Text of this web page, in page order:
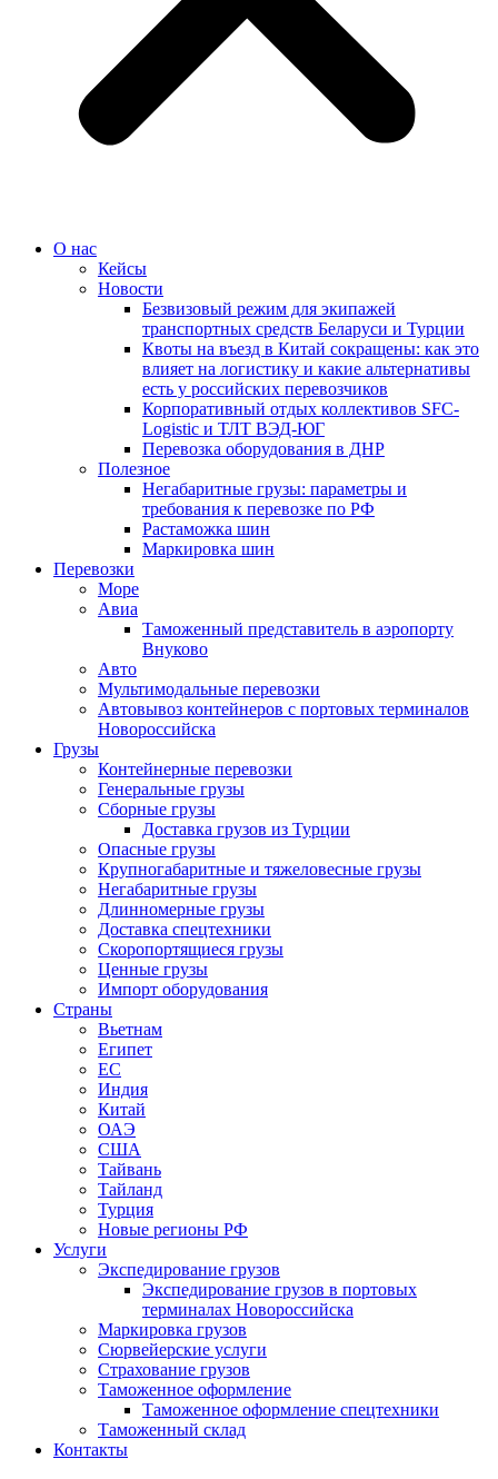
О нас
Кейсы
Новости
Безвизовый режим для экипажей
транспортных средств Беларуси и Турции
Квоты на въезд в Китай сокращены: как это
влияет на логистику и какие альтернативы
есть у российских перевозчиков
Корпоративный отдых коллективов SFC-
Logistic и ТЛТ ВЭД-ЮГ
Перевозка оборудования в ДНР
Полезное
Негабаритные грузы: параметры и
требования к перевозке по РФ
Растаможка шин
Маркировка шин
Перевозки
Море
Авиа
Таможенный представитель в аэропорту
Внуково
Авто
Мультимодальные перевозки
Автовывоз контейнеров с портовых терминалов
Новороссийска
Грузы
Контейнерные перевозки
Генеральные грузы
Сборные грузы
Доставка грузов из Турции
Опасные грузы
Крупногабаритные и тяжеловесные грузы
Негабаритные грузы
Длинномерные грузы
Доставка спецтехники
Скоропортящиеся грузы
Ценные грузы
Импорт оборудования
Страны
Вьетнам
Египет
ЕС
Индия
Китай
ОАЭ
США
Тайвань
Тайланд
Турция
Новые регионы РФ
Услуги
Экспедирование грузов
Экспедирование грузов в портовых
терминалах Новороссийска
Маркировка грузов
Сюрвейерские услуги
Страхование грузов
Таможенное оформление
Таможенное оформление спецтехники
Таможенный склад
Контакты